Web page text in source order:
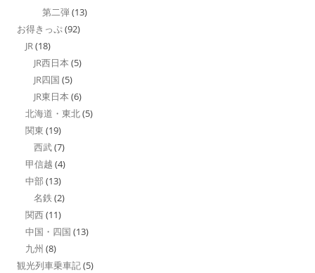
第二弾(13)
お得きっぷ(92)
JR(18)
JR西日本 (5)
JR四国 (5)
JR東日本 (6)
北海道・東北(5)
関東 (19)
西武(7)
甲信越 (4)
中部 (13)
名鉄 (2)
関西(11)
中国・四国 (13)
九州 (8)
観光列車乗車記(5)